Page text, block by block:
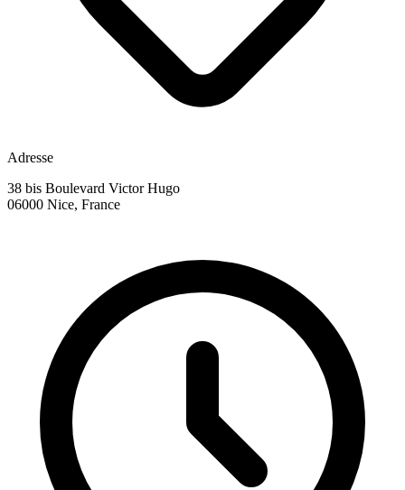
Adresse
38 bis Boulevard Victor Hugo
06000 Nice, France